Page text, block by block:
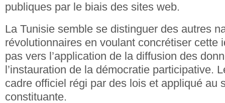
publiques par le biais des sites web.
La Tunisie semble se distinguer des autres
révolutionnaires en voulant concrétiser cette
pas vers l’application de la diffusion des
l’instauration de la démocratie participative.
cadre officiel régi par des lois et appliqué au
constituante.